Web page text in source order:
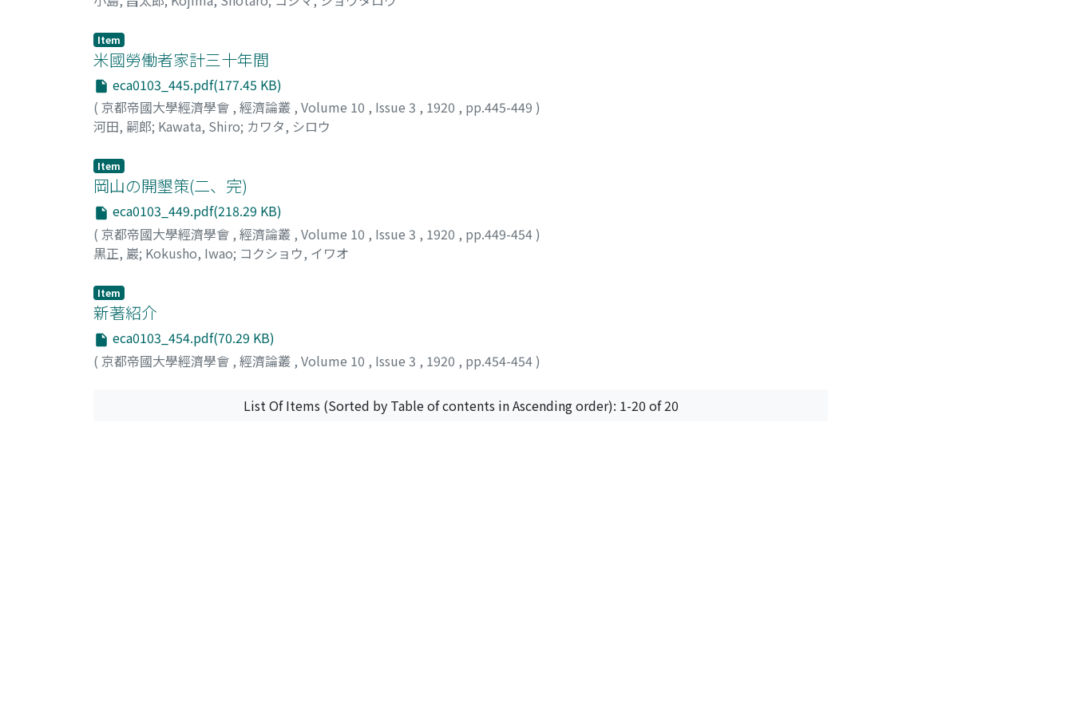
Item
米國勞働者家計三十年間
eca0103_445.pdf(177.45 KB)
( 京都帝國大學經濟學會 , 經濟論叢 , Volume 10 , Issue 3 , 1920 , pp.445-449 )
河田, 嗣郎; Kawata, Shiro; カワタ, シロウ
Item
岡山の開墾策(二、完)
eca0103_449.pdf(218.29 KB)
( 京都帝國大學經濟學會 , 經濟論叢 , Volume 10 , Issue 3 , 1920 , pp.449-454)
黒正, 巖; Kokusho, Iwao; コクショウ, イワオ
Item
新著紹介
eca0103_454.pdf(70.29 KB)
( 京都帝國大學經濟學會 , 經濟論叢 , Volume 10 , Issue 3 , 1920 , pp.454-454)
List Of Items (Sorted by Table of contents in Ascending order): 1-20 of 20